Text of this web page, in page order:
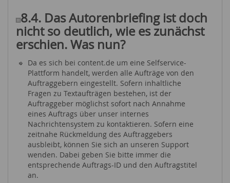
8.4. Das Autorenbriefing ist doch
nicht so deutlich, wie es zunächst
erschien. Was nun?
Da es sich bei content.de um eine Selfservice-
Plattform handelt, werden alle Aufträge von den
Auftraggebern eingestellt. Sofern inhaltliche
Fragen zu Textaufträgen bestehen, ist der
Auftraggeber möglichst sofort nach Annahme
eines Auftrags über unser internes
Nachrichtensystem zu kontaktieren. Sofern eine
zeitnahe Rückmeldung des Auftraggebers
ausbleibt, können Sie sich an unseren Support
wenden. Dabei geben Sie bitte immer die
entsprechende Auftrags-ID und den Auftragstitel
an.